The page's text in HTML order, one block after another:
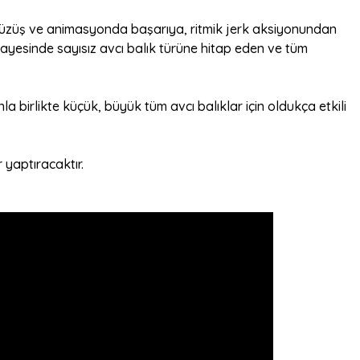
ve animasyonda başarıya, ritmik jerk aksiyonundan
sayısız avcı balık türüne hitap eden ve tüm
birlikte küçük, büyük tüm avcı balıklar için oldukça etkili